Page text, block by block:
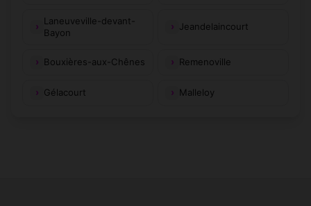
Laneuveville-devant-
Bayon
Jeandelaincourt
Bouxières-aux-Chênes Remenoville
Gélacourt Malleloy